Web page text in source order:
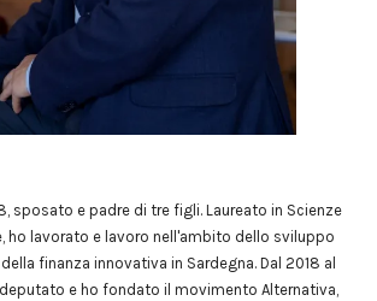
sposato e padre di tre figli. Laureato in Scienze
ho lavorato e lavoro nell'ambito dello sviluppo
finanza innovativa in Sardegna. Dal 2018 al
e ho fondato il movimento Alternativa,